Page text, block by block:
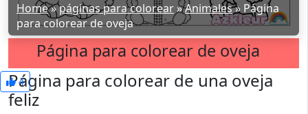
Home»páginas para colorear »Animales» Página
para colorear de oveja
Página para colorear de oveja
4
Página para colorear de una oveja
feliz